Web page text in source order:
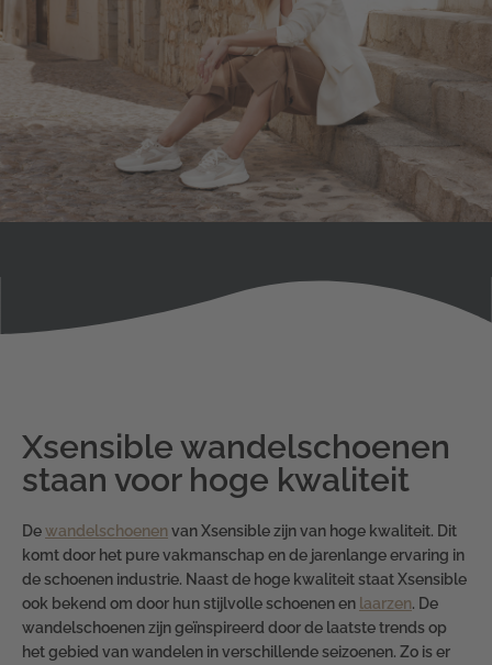
Xsensible wandelschoenen
staan voor hoge kwaliteit
Dewandelschoenen van Xsensible zijn van hoge kwaliteit. Dit
komt door het pure vakmanschap en de jarenlange ervaring in
de schoenen industrie. Naast de hoge kwaliteit staat Xsensible
ook bekend om door hun stijlvolle schoenen en laarzen. De
wandelschoenen zijn geïnspireerd door de laatste trends op
het gebied van wandelen in verschillende seizoenen. Zo is er